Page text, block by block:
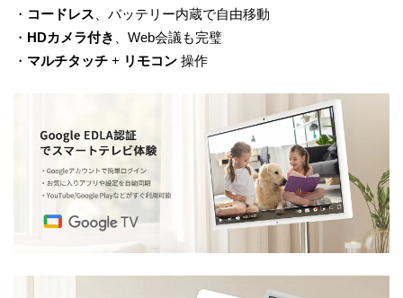
・ コードレス 、バッテリー内蔵で自由移動
・ HDカメラ付き
、Web会議も完璧
・ マルチタッチ + リモコン 操作